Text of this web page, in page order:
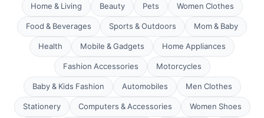
Home & Living Beauty Pets
Women Clothes
Food & Beverages
Sports & Outdoors
Mom & Baby
Health
Mobile & Gadgets
Home Appliances
Fashion Accessories
Motorcycles
Baby & Kids Fashion
Automobiles
Men Clothes
Stationery
Computers & Accessories
Women Shoes